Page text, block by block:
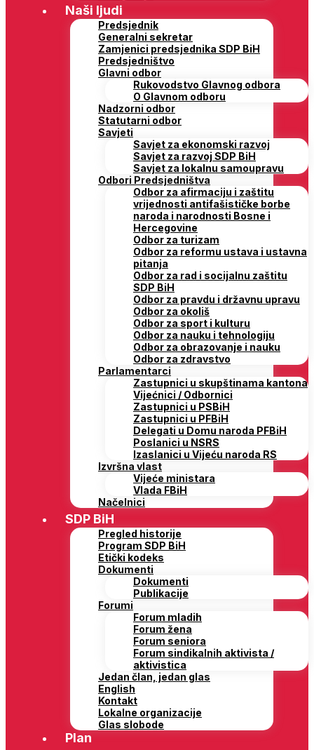
Naši ljudi
Predsjednik
Generalni sekretar
Zamjenici predsjednika SDP BiH
Predsjedništvo
Glavni odbor
Rukovodstvo Glavnog odbora
O Glavnom odboru
Nadzorni odbor
Statutarni odbor
Savjeti
Savjet za ekonomski razvoj
Savjet za razvoj SDP BiH
Savjet za lokalnu samoupravu
Odbori Predsjedništva
Odbor za afirmaciju i zaštitu
vrijednosti antifašističke borbe
naroda i narodnosti Bosne i
Hercegovine
Odbor za turizam
Odbor za reformu ustava i ustavna
pitanja
Odbor za rad i socijalnu zaštitu
SDP BiH
Odbor za pravdu i državnu upravu
Odbor za okoliš
Odbor za sport i kulturu
Odbor za nauku i tehnologiju
Odbor za obrazovanje i nauku
Odbor za zdravstvo
Parlamentarci
Zastupnici u skupštinama kantona
Vijećnici / Odbornici
Zastupnici u PSBiH
Zastupnici u PFBiH
Delegati u Domu naroda PFBiH
Poslanici u NSRS
Izaslanici u Vijeću naroda RS
Izvršna vlast
Vijeće ministara
Vlada FBiH
Načelnici
SDP BiH
Pregled historije
Program SDP BiH
Etički kodeks
Dokumenti
Dokumenti
Publikacije
Forumi
Forum mladih
Forum žena
Forum seniora
Forum sindikalnih aktivista /
aktivistica
Jedan član, jedan glas
English
Kontakt
Lokalne organizacije
Glas slobode
Plan